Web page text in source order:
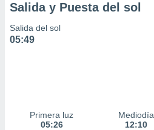
Salida y Puesta del sol
Salida del sol
05:49
Primera luz
05:26
Mediodía
12:10